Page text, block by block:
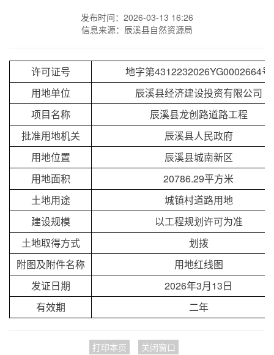
发布时间：2026-03-13 16:26
信息来源：辰溪县自然资源局
许可证号
地字第4312232026YG0002664号
用地单位
辰溪县经济建设投资有限公司
项目名称
辰溪县龙创路道路工程
批准用地机关
辰溪县人民政府
用地位置
辰溪县城南新区
用地面积
20786.29平方米
土地用途
城镇村道路用地
建设规模
以工程规划许可为准
土地取得方式
划拨
附图及附件名称
用地红线图
发证日期
2026年3月13日
有效期
二年
打印本页 关闭窗口